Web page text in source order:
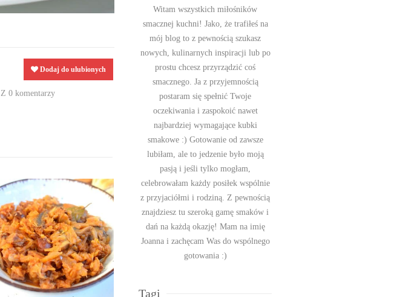
Dodaj do ulubionych
Z 0 komentarzy
Witam wszystkich miłośników
smacznej kuchni! Jako, że trafiłeś na
mój blog to z pewnością szukasz
nowych, kulinarnych inspiracji lub po
prostu chcesz przyrządzić coś
smacznego. Ja z przyjemnością
postaram się spełnić Twoje
oczekiwania i zaspokoić nawet
najbardziej wymagające kubki
smakowe :) Gotowanie od zawsze
lubiłam, ale to jedzenie było moją
pasją i jeśli tylko mogłam,
celebrowałam każdy posiłek wspólnie
z przyjaciółmi i rodziną. Z pewnością
znajdziesz tu szeroką gamę smaków i
dań na każdą okazję! Mam na imię
Joanna i zachęcam Was do wspólnego
gotowania :)
Tagi